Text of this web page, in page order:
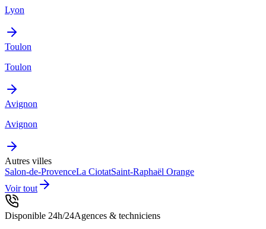
Lyon
Toulon
Toulon
Avignon
Avignon
Autres villes
Salon-de-ProvenceLa CiotatSaint-Raphaël Orange
Voir tout
Disponible 24h/24Agences & techniciens